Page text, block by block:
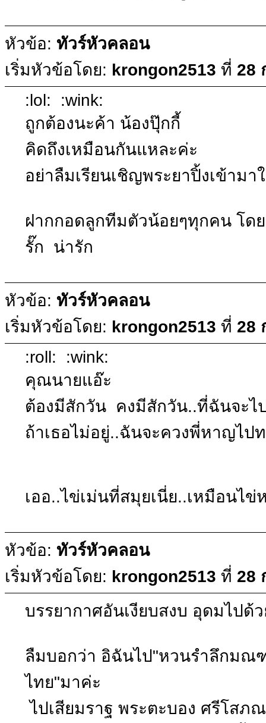
หัวข้อ: ทัวร์หัวคลอน
เริ่มหัวข้อโดย: krongon2513 ที่ 28
:lol: :wink:
ถูกต้องนะค้า น้องปุ๊กกี้
คิดถึงเหมือนกันแหละค่ะ
อย่าลืมเรียนเชิญพระยาปิ้งเข้ามา
ฝากกอดลูกทีมตัวน้อยๆทุกคน โด
รั๊ก น่ารัก
หัวข้อ: ทัวร์หัวคลอน
เริ่มหัวข้อโดย: krongon2513 ที่ 28
:roll: :wink:
คุณนายแอ๊ะ
ต้องมีสักวัน คงมีสักวัน..ที่ฉันจะไ
ถ้าเธอไม่อยู่..ฉันจะควงพี่หาญไป
เออ..ไข่เม่นที่สมุยเนี่ย..เหมือนไ
หัวข้อ: ทัวร์หัวคลอน
เริ่มหัวข้อโดย: krongon2513 ที่ 28
บรรยากาศอันเงียบสงบ อุดมไปด้
ลืมบอกว่า อิฉันไป"หวนรำลึกมณ
ไทย"มาค่ะ
ไปเสียมราฐ พระตะบอง ศรีโส